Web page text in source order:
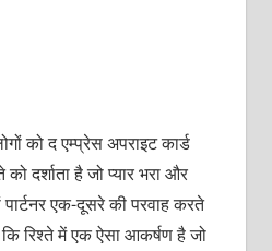
को द एम्‍प्रेस अपराइट कार्ड
दर्शाता है जो प्‍यार भरा और
एक-दूसरे की परवाह करते
रिश्‍ते में एक ऐसा आकर्षण है जो